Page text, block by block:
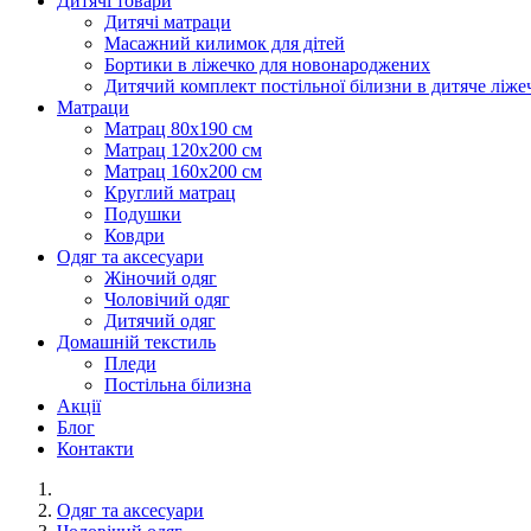
Дитячі матраци
Масажний килимок для дітей
Бортики в ліжечко для новонароджених
Дитячий комплект постільної білизни в дитяче
Матраци
Матрац 80х190 см
Матрац 120х200 см
Матрац 160х200 см
Круглий матрац
Подушки
Ковдри
Одяг та аксесуари
Жіночий одяг
Чоловічий одяг
Дитячий одяг
Домашній текстиль
Пледи
Постільна білизна
Акції
Блог
Контакти
Одяг та аксесуари